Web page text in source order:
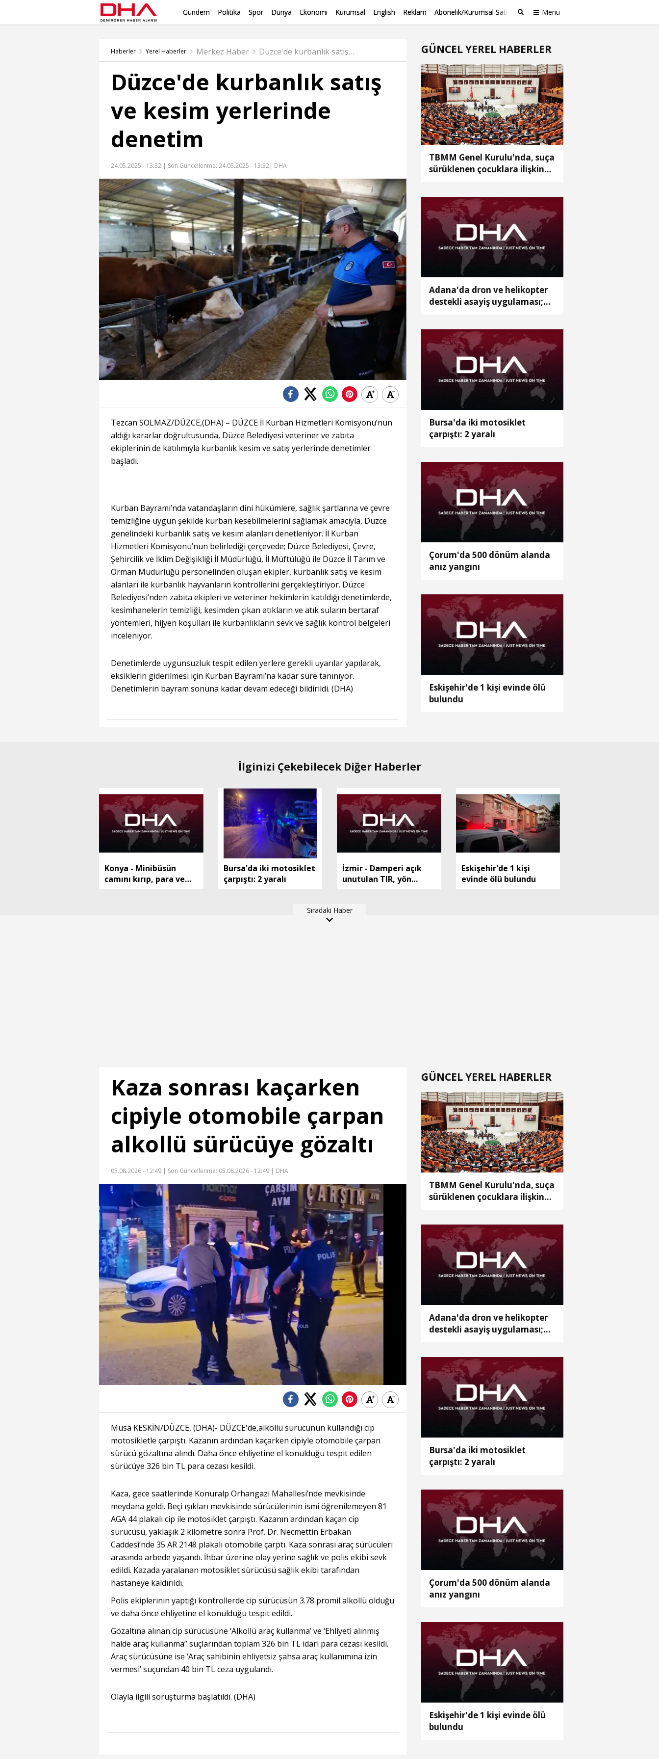
Gündem Politika Spor Dünya Ekonomi Kurumsal English Reklam Abonelik/Kurumsal Satış Menü
Haberler Yerel Haberler Merkez Haber Düzce'de kurbanlık satış ve kesim yerlerinde denetim
Düzce'de kurbanlık satış
ve kesim yerlerinde
denetim
24.05.2025 - 13:32 | Son Güncellenme: 24.05.2025 - 13:32| DHA
Tezcan SOLMAZ/DÜZCE,(DHA) – DÜZCE İl Kurban Hizmetleri Komisyonu’nun
aldığı kararlar doğrultusunda, Düzce Belediyesi veteriner ve zabıta
ekiplerinin de katılımıyla kurbanlık kesim ve satış yerlerinde denetimler
başladı.
Kurban Bayramı’nda vatandaşların dini hükümlere, sağlık şartlarına ve çevre
temizliğine uygun şekilde kurban kesebilmelerini sağlamak amacıyla, Düzce
genelindeki kurbanlık satış ve kesim alanları denetleniyor. İl Kurban
Hizmetleri Komisyonu’nun belirlediği çerçevede; Düzce Belediyesi, Çevre,
Şehircilik ve İklim Değişikliği İl Müdürlüğü, İl Müftülüğü ile Düzce İl Tarım ve
Orman Müdürlüğü personelinden oluşan ekipler, kurbanlık satış ve kesim
alanları ile kurbanlık hayvanların kontrollerini gerçekleştiriyor. Düzce
Belediyesi’nden zabıta ekipleri ve veteriner hekimlerin katıldığı denetimlerde,
kesimhanelerin temizliği, kesimden çıkan atıkların ve atık suların bertaraf
yöntemleri, hijyen koşulları ile kurbanlıkların sevk ve sağlık kontrol belgeleri
inceleniyor.
Denetimlerde uygunsuzluk tespit edilen yerlere gerekli uyarılar yapılarak,
eksiklerin giderilmesi için Kurban Bayramı’na kadar süre tanınıyor.
Denetimlerin bayram sonuna kadar devam edeceği bildirildi. (DHA)
GÜNCEL YEREL HABERLER
TBMM Genel Kurulu'nda, suça
sürüklenen çocuklara ilişkin
Adana'da dron ve helikopter
destekli asayiş uygulaması;
Bursa'da iki motosiklet
çarpıştı: 2 yaralı
Çorum'da 500 dönüm alanda
anız yangını
Eskişehir'de 1 kişi evinde ölü
bulundu
İlginizi Çekebilecek Diğer Haberler
Konya - Minibüsün
camını kırıp, para ve
Bursa'da iki motosiklet
çarpıştı: 2 yaralı
İzmir - Damperi açık
unutulan TIR, yön
Eskişehir'de 1 kişi
evinde ölü bulundu
Sıradaki Haber
Kaza sonrası kaçarken
cipiyle otomobile çarpan
alkollü sürücüye gözaltı
05.08.2026 - 12:49 | Son Güncellenme: 05.08.2026 - 12:49 | DHA
Musa KESKİN/DÜZCE, (DHA)- DÜZCE'de,alkollü sürücünün kullandığı cip
motosikletle çarpıştı. Kazanın ardından kaçarken cipiyle otomobile çarpan
sürücü gözaltına alındı. Daha önce ehliyetine el konulduğu tespit edilen
sürücüye 326 bin TL para cezası kesildi.
Kaza, gece saatlerinde Konuralp Orhangazi Mahallesi’nde mevkisinde
meydana geldi. Beçi ışıkları mevkisinde sürücülerinin ismi öğrenilemeyen 81
AGA 44 plakalı cip ile motosiklet çarpıştı. Kazanın ardından kaçan cip
sürücüsü, yaklaşık 2 kilometre sonra Prof. Dr. Necmettin Erbakan
Caddesi’nde 35 AR 2148 plakalı otomobile çarptı. Kaza sonrası araç sürücüleri
arasında arbede yaşandı. İhbar üzerine olay yerine sağlık ve polis ekibi sevk
edildi. Kazada yaralanan motosiklet sürücüsü sağlık ekibi tarafından
hastaneye kaldırıldı.
Polis ekiplerinin yaptığı kontrollerde cip sürücüsün 3.78 promil alkollü olduğu
ve daha önce ehliyetine el konulduğu tespit edildi.
Gözaltına alınan cip sürücüsüne ‘Alkollü araç kullanma’ ve ‘Ehliyeti alınmış
halde araç kullanma” suçlarından toplam 326 bin TL idari para cezası kesildi.
Araç sürücüsüne ise ‘Araç sahibinin ehliyetsiz şahsa araç kullanımına izin
vermesi’ suçundan 40 bin TL ceza uygulandı.
Olayla ilgili soruşturma başlatıldı. (DHA)
GÜNCEL YEREL HABERLER
TBMM Genel Kurulu'nda, suça
sürüklenen çocuklara ilişkin
Adana'da dron ve helikopter
destekli asayiş uygulaması;
Bursa'da iki motosiklet
çarpıştı: 2 yaralı
Çorum'da 500 dönüm alanda
anız yangını
Eskişehir'de 1 kişi evinde ölü
bulundu